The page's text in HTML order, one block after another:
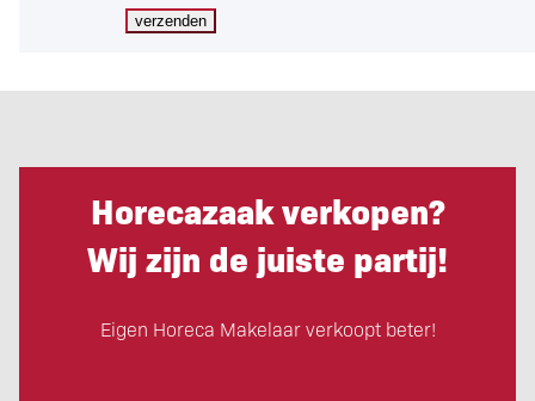
Horecazaak verkopen?
Wij zijn de juiste partij!
Eigen Horeca Makelaar verkoopt beter!